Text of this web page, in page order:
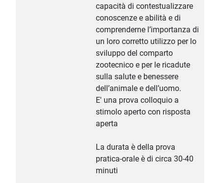
capacità di contestualizzare
conoscenze e abilità e di
comprenderne l’importanza di
un loro corretto utilizzo per lo
sviluppo del comparto
zootecnico e per le ricadute
sulla salute e benessere
dell’animale e dell’uomo.
E' una prova colloquio a
stimolo aperto con risposta
aperta
La durata è della prova
pratica-orale è di circa 30-40
minuti